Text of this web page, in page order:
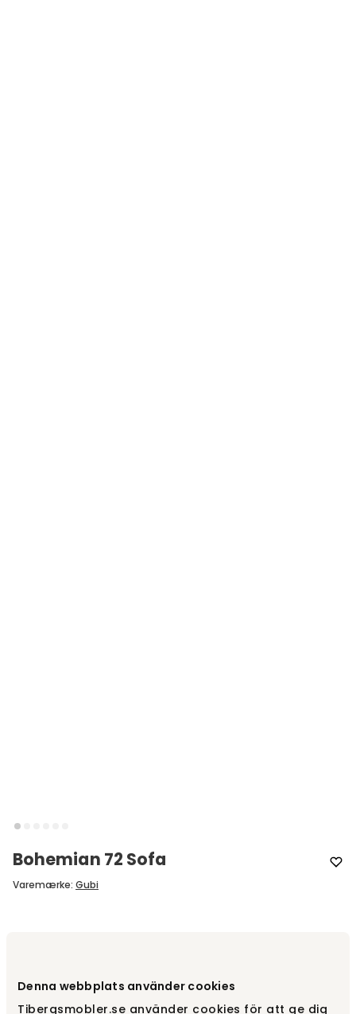
Denna webbplats använder cookies
Tibergsmobler.se använder cookies för att ge dig
Bohemian 72 Sofa
Varemærke: Gubi